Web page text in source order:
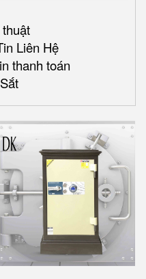
Liên Hệ
thanh toán